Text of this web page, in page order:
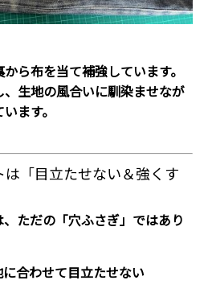
ら布を当て補強しています。
生地の風合いに馴染ませなが
ます。
は「目立たせない＆強くす
ただの「穴ふさぎ」ではあり
合わせて目立たせない